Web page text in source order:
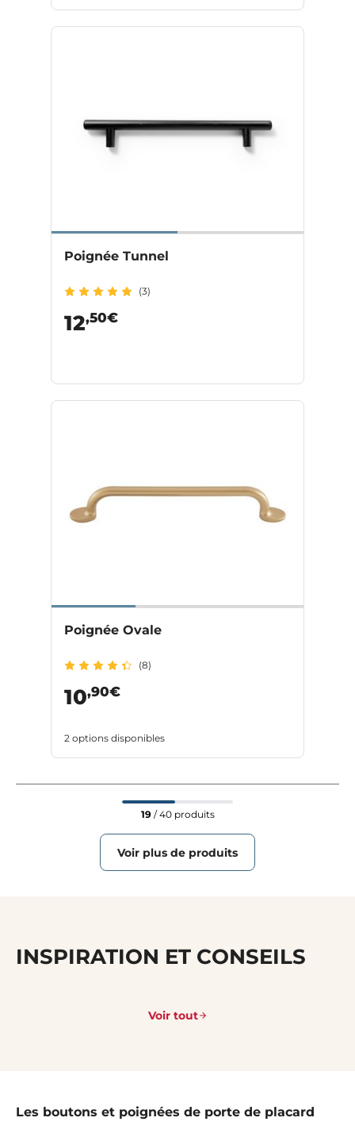
Poignée Tunnel
(3)
12,50€
Poignée Ovale
(8)
10,90€
2 options disponibles
19/ 40 produits
Voir plus de produits
INSPIRATION ET CONSEILS
Voir tout
Les boutons et poignées de porte de placard